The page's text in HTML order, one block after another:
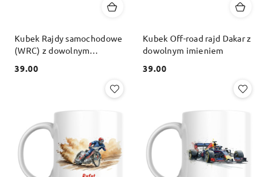
Kubek Rajdy samochodowe
(WRC) z dowolnym
Cena:
39.00
Kubek Off-road rajd Dakar z
dowolnym imieniem
Cena:
39.00